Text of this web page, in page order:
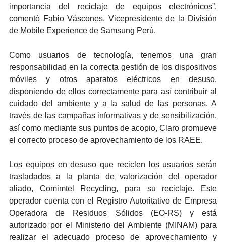
importancia del reciclaje de equipos electrónicos”,
comentó Fabio Váscones, Vicepresidente de la División
de Mobile Experience de Samsung Perú.
Como usuarios de tecnología, tenemos una gran
responsabilidad en la correcta gestión de los dispositivos
móviles y otros aparatos eléctricos en desuso,
disponiendo de ellos correctamente para así contribuir al
cuidado del ambiente y a la salud de las personas. A
través de las campañas informativas y de sensibilización,
así como mediante sus puntos de acopio, Claro promueve
el correcto proceso de aprovechamiento de los RAEE.
Los equipos en desuso que reciclen los usuarios serán
trasladados a la planta de valorización del operador
aliado, Comimtel Recycling, para su reciclaje. Este
operador cuenta con el Registro Autoritativo de Empresa
Operadora de Residuos Sólidos (EO-RS) y está
autorizado por el Ministerio del Ambiente (MINAM) para
realizar el adecuado proceso de aprovechamiento y